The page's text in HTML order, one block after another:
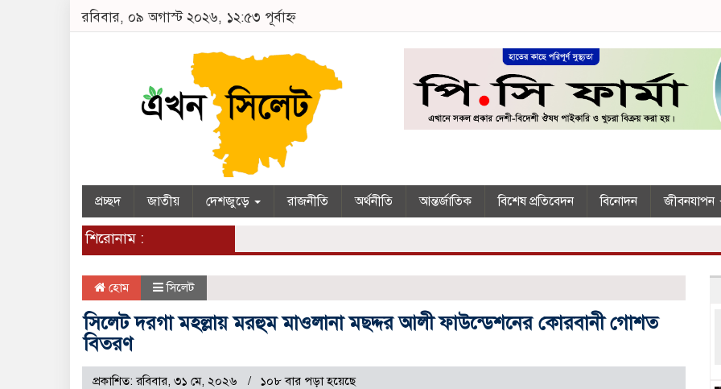
রবিবার, ০৯ অগাস্ট ২০২৬, ১২:৫৩ পূর্বাহ্ন
প্রচ্ছদ জাতীয় দেশজুড়ে রাজনীতি অর্থনীতি আন্তর্জাতিক বিশেষ প্রতিবেদন বিনোদন জীবনযাপন
শিরোনাম :
হোম সিলেট
সিলেট দরগা মহল্লায় মরহুম মাওলানা মছদ্দর আলী ফাউন্ডেশনের কোরবানী গোশত
বিতরণ
প্রকাশিত: রবিবার, ৩১ মে, ২০২৬ ১০৮ বার পড়া হয়েছে